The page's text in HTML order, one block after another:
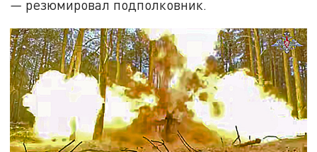
— резюмировал подполковник.